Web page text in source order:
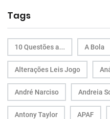
Tags
10 Questões a... A Bola
Alterações Leis Jogo
André Narciso Andreia
Antony Taylor APAF